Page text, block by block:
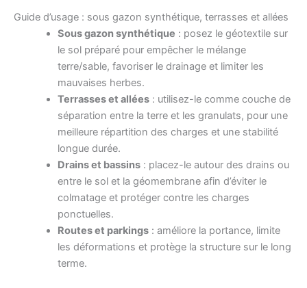
Guide d’usage : sous gazon synthétique, terrasses et allées
Sous gazon synthétique : posez le géotextile sur
le sol préparé pour empêcher le mélange
terre/sable, favoriser le drainage et limiter les
mauvaises herbes.
Terrasses et allées: utilisez-le comme couche de
séparation entre la terre et les granulats, pour une
meilleure répartition des charges et une stabilité
longue durée.
Drains et bassins: placez-le autour des drains ou
entre le sol et la géomembrane afin d’éviter le
colmatage et protéger contre les charges
ponctuelles.
Routes et parkings: améliore la portance, limite
les déformations et protège la structure sur le long
terme.